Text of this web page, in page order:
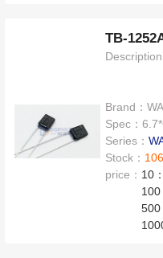
TB-
Brand：
Spec：
Series：
Stock：
price： 10：
100
500